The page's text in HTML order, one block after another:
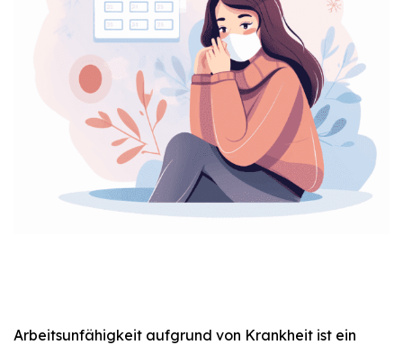
Arbeitsunfähigkeit aufgrund von Krankheit ist ein